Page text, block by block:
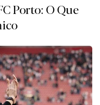
Porto: O Que